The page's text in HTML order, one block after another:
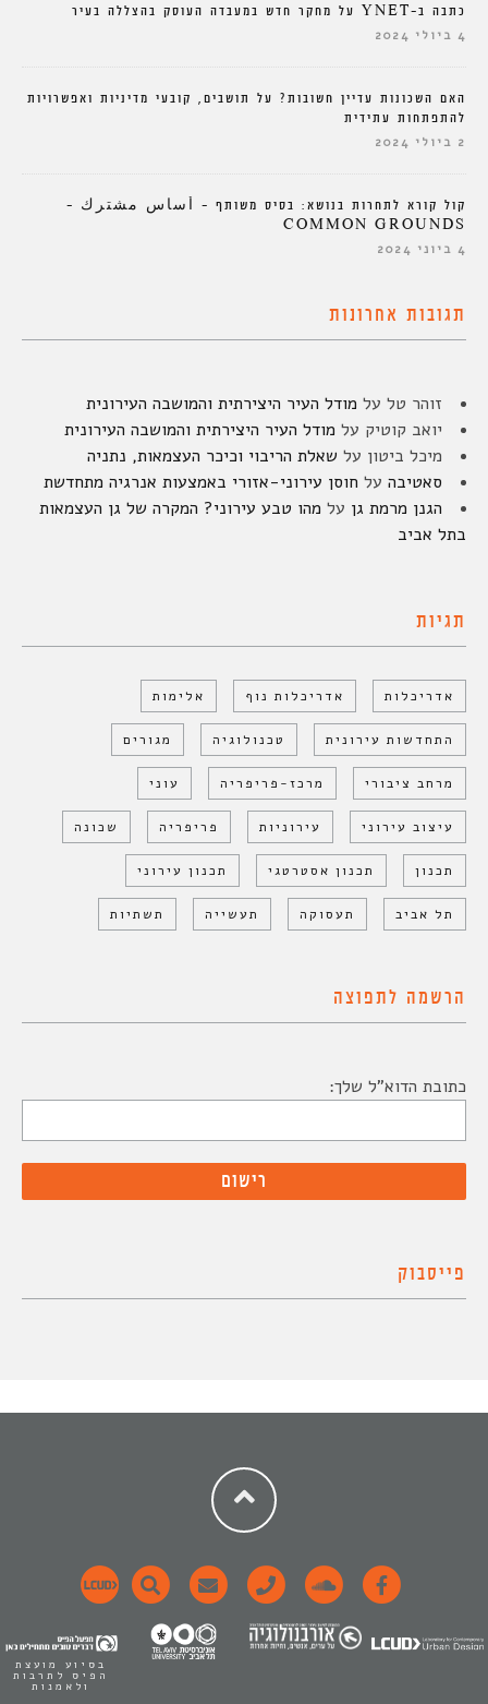
כתבה ב-YNET על מחקר חדש במעבדה העוסק בהצללה בעיר
4 ביולי 2024
האם השכונות עדיין חשובות? על תושבים, קובעי מדיניות ואפשרויות
להתפתחות עתידית
2 ביולי 2024
קול קורא לתחרות בנושא: בסיס משותף – أساس مشترك –
COMMON GROUNDS
4 ביוני 2024
תגובות אחרונות
זוהר טל על מודל העיר היצירתית והמושבה העירונית
יואב קוטיק על מודל העיר היצירתית והמושבה העירונית
מיכל ביטון על שאלת הריבוי וכיכר העצמאות, נתניה
סאטיבה על חוסן עירוני-אזורי באמצעות אנרגיה מתחדשת
הגנן מרמת גן על מהו טבע עירוני? המקרה של גן העצמאות
בתל אביב
תגיות
אדריכלות אדריכלות נוף אלימות
התחדשות עירונית טכנולוגיה מגורים
מרחב ציבורי מרכז-פריפריה עוני
עיצוב עירוני עירוניות פריפריה שכונה
תכנון תכנון אסטרטגי תכנון עירוני
תל אביב תעסוקה תעשייה תשתיות
הרשמה לתפוצה
כתובת הדוא"ל שלך:
פייסבוק
בסיוע מועצת
הפיס לתרבות
ולאמנות